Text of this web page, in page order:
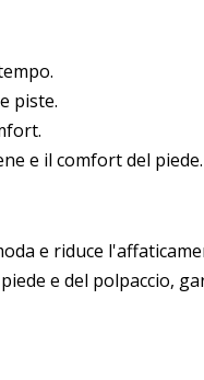
piste.
e il comfort del piede.
e riduce
e del polpaccio,